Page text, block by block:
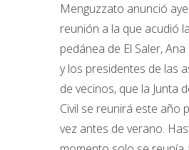
Menguzzato anunció
reunión a la que acudió
pedánea de El Saler,
y los presidentes de las
de vecinos, que la Junta
Civil se reunirá este año
vez antes de verano.